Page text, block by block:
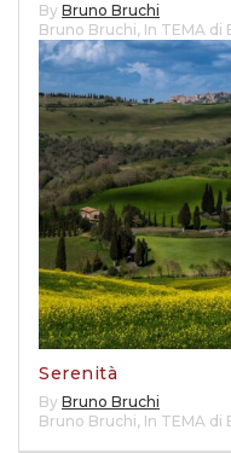
By Bruno Bruchi
Bruno Bruchi, In TEMA di
Serenità
By Bruno Bruchi
Bruno Bruchi, In TEMA di